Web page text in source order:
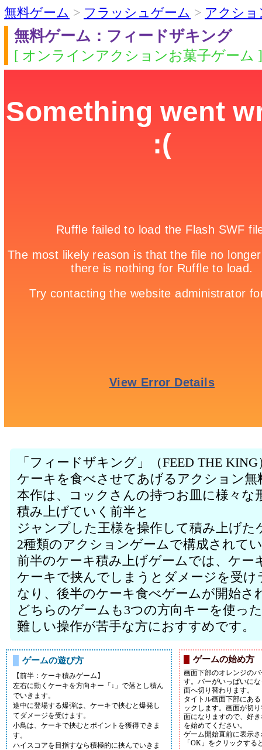
無料ゲーム > フラッシュゲーム > アクショ
無料ゲーム：フィードザキング
[ オンラインアクションお菓子ゲーム ]
「フィードザキング」（FEED THE
ケーキを食べさせてあげるアクション無
本作は、コックさんの持つお皿に様々
積み上げていく前半と
ジャンプした王様を操作して積み上げ
2種類のアクションゲームで構成されて
前半のケーキ積み上げゲームでは、ケー
ケーキで挟んでしまうとダメージを受
なり、後半のケーキ食べゲームが開始さ
どちらのゲームも3つの方向キーを使っ
難しい操作が苦手な方におすすめです。
ゲームの遊び方
【前半：ケーキ積みゲーム】
左右に動くケーキを方向キー「↓」で落とし積ん
でいきます。
途中に登場する爆弾は、ケーキで挟むと爆発し
てダメージを受けます。
小鳥は、ケーキで挟むとポイントを獲得できま
す。
ハイスコアを目指すなら積極的に挟んでいきま
ゲームの始め方
画面下部のオレンジの
す。バーがいっぱいに
面へ切り替わります。
タイトル画面下部にあ
ックします。画面が切
面になりますので、好
を始めてください。
ゲーム開始直前に表示
「OK」をクリックする